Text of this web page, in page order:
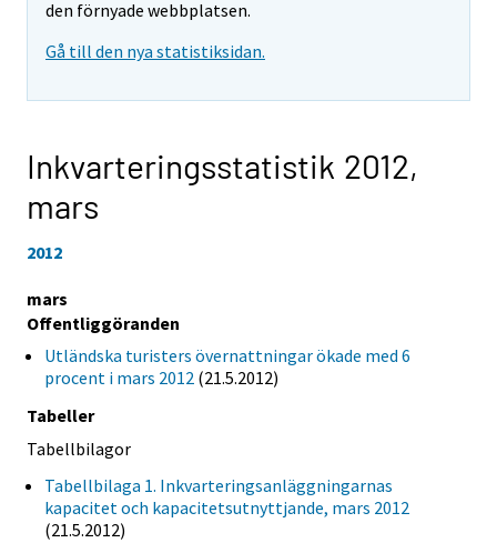
den förnyade webbplatsen.
Gå till den nya statistiksidan.
Inkvarteringsstatistik 2012,
mars
2012
mars
Offentliggöranden
Utländska turisters övernattningar ökade med 6
procent i mars 2012 (21.5.2012)
Tabeller
Tabellbilagor
Tabellbilaga 1. Inkvarteringsanläggningarnas
kapacitet och kapacitetsutnyttjande, mars 2012
(21.5.2012)